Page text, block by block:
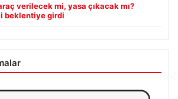
verilecek mi, yasa çıkacak mı?
beklentiye girdi